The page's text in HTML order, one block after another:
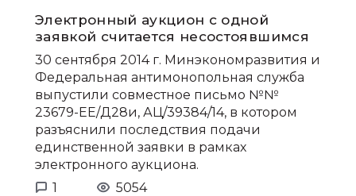
Электронный аукцион с одной
заявкой считается несостоявшимся
30 сентября 2014 г. Минэкономразвития и
Федеральная антимонопольная служба
выпустили совместное письмо №№
23679-ЕЕ/Д28и, АЦ/39384/14, в котором
разъяснили последствия подачи
единственной заявки в рамках
электронного аукциона.
1
5054